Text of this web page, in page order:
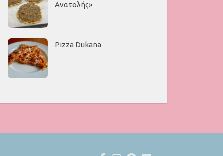
Ανατολής»
Pizza Dukana